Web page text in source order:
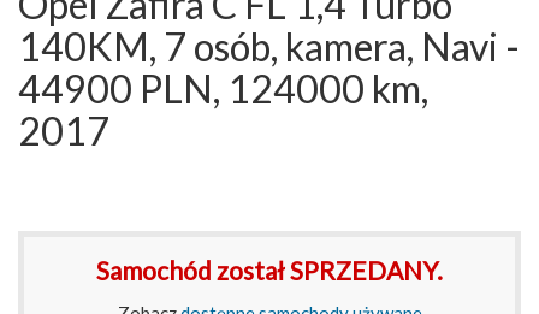
140KM, 7 osób, kamera, Navi -
44900 PLN, 124000 km,
2017
Samochód został SPRZEDANY.